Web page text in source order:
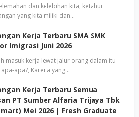
dan kelebihan kita, ketahui
yang kita miliki dan…
Kerja Terbaru SMA SMK
Imigrasi Juni 2026
masuk kerja lewat jalur orang dalam itu
apa-apa?, Karena yang…
Kerja Terbaru Semua
PT Sumber Alfaria Trijaya Tbk
Mei 2026 | Fresh Graduate